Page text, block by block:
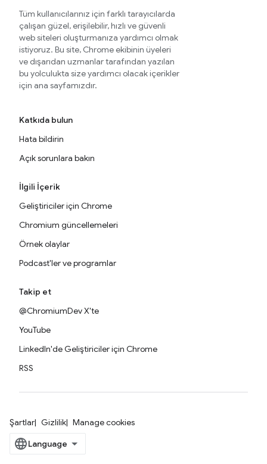
Tüm kullanıcılarınız için farklı tarayıcılarda
çalışan güzel, erişilebilir, hızlı ve güvenli
web siteleri oluşturmanıza yardımcı olmak
istiyoruz. Bu site, Chrome ekibinin üyeleri
ve dışarıdan uzmanlar tarafından yazılan
bu yolculukta size yardımcı olacak içerikler
için ana sayfamızdır.
Katkıda bulun
Hata bildirin
Açık sorunlara bakın
İlgili İçerik
Geliştiriciler için Chrome
Chromium güncellemeleri
Örnek olaylar
Podcast'ler ve programlar
Takip et
@ChromiumDev X'te
YouTube
LinkedIn'de Geliştiriciler için Chrome
RSS
Şartlar Gizlilik Manage cookies